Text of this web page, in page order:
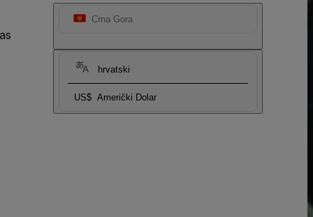
Crna Gora
hrvatski
US$ Američki Dolar